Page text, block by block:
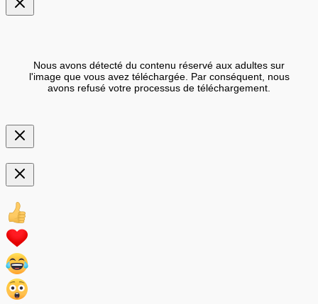
Nous avons détecté du contenu réservé aux adultes sur
l'image que vous avez téléchargée. Par conséquent, nous
avons refusé votre processus de téléchargement.